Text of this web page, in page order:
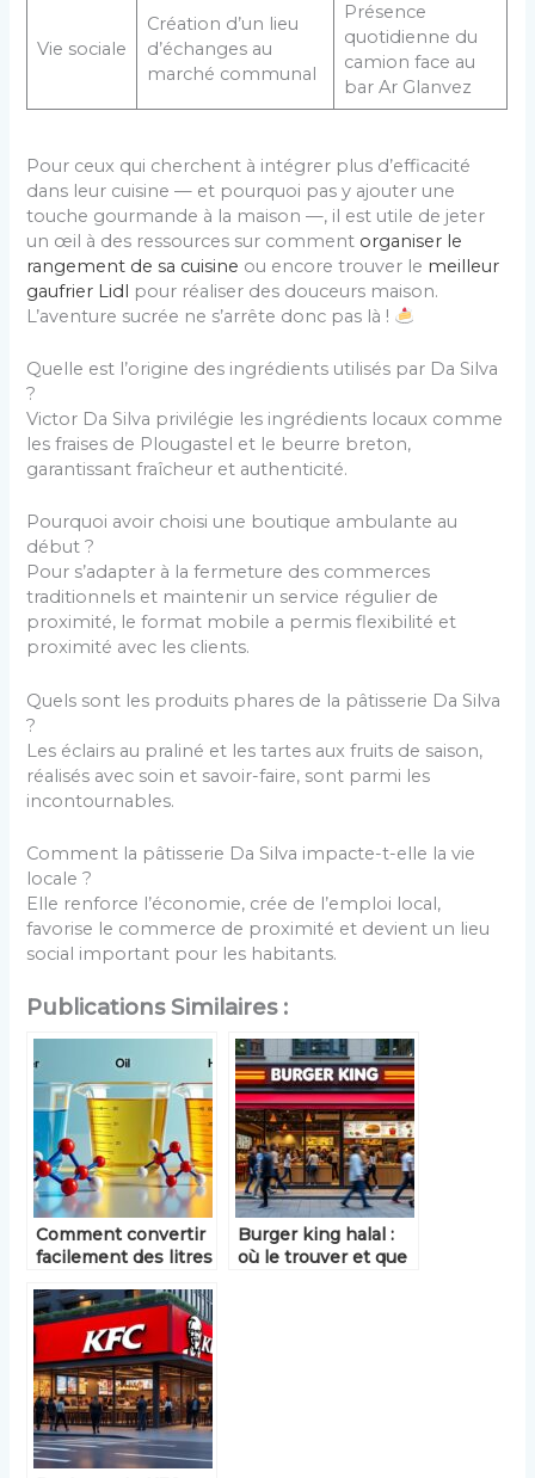
Vie sociale
Création d’un lieu
d’échanges au
marché communal
Présence
quotidienne du
camion face au
bar Ar Glanvez
Pour ceux qui cherchent à intégrer plus d’efficacité
dans leur cuisine — et pourquoi pas y ajouter une
touche gourmande à la maison —, il est utile de jeter
un œil à des ressources sur comment organiser le
rangement de sa cuisine ou encore trouver le meilleur
gaufrier Lidl pour réaliser des douceurs maison.
L’aventure sucrée ne s’arrête donc pas là !
Quelle est l’origine des ingrédients utilisés par Da Silva
?
Victor Da Silva privilégie les ingrédients locaux comme
les fraises de Plougastel et le beurre breton,
garantissant fraîcheur et authenticité.
Pourquoi avoir choisi une boutique ambulante au
début ?
Pour s’adapter à la fermeture des commerces
traditionnels et maintenir un service régulier de
proximité, le format mobile a permis flexibilité et
proximité avec les clients.
Quels sont les produits phares de la pâtisserie Da Silva
?
Les éclairs au praliné et les tartes aux fruits de saison,
réalisés avec soin et savoir-faire, sont parmi les
incontournables.
Comment la pâtisserie Da Silva impacte-t-elle la vie
locale ?
Elle renforce l’économie, crée de l’emploi local,
favorise le commerce de proximité et devient un lieu
social important pour les habitants.
Publications Similaires :
Comment convertir
facilement des litres
substance
Burger king halal :
où le trouver et que